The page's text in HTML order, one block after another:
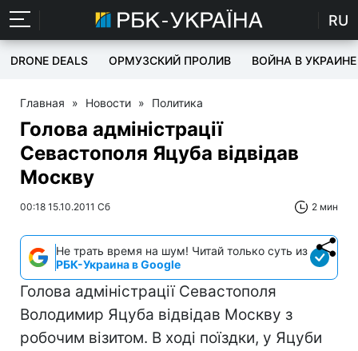
RU
DRONE DEALS ОРМУЗСКИЙ ПРОЛИВ ВОЙНА В УКРАИНЕ
Главная » Новости » Политика
Голова адміністрації
Севастополя Яцуба відвідав
Москву
00:18 15.10.2011 Сб 2 мин
Не трать время на шум! Читай только суть из
РБК-Украина в Google
Голова адміністрації Севастополя
Володимир Яцуба відвідав Москву з
робочим візитом. В ході поїздки, у Яцуби